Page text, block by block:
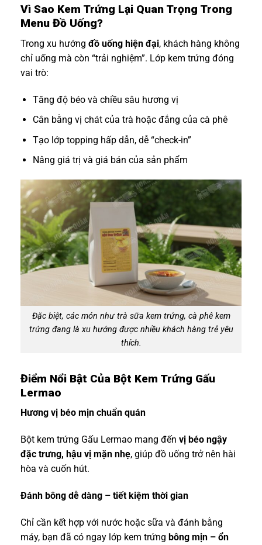
Vì Sao Kem Trứng Lại Quan Trọng Trong
Menu Đồ Uống?
Trong xu hướng đồ uống hiện đại, khách hàng không
chỉ uống mà còn “trải nghiệm”. Lớp kem trứng đóng
vai trò:
Tăng độ béo và chiều sâu hương vị
Cân bằng vị chát của trà hoặc đắng của cà phê
Tạo lớp topping hấp dẫn, dễ “check-in”
Nâng giá trị và giá bán của sản phẩm
Đặc biệt, các món như trà sữa kem trứng, cà phê kem
trứng đang là xu hướng được nhiều khách hàng trẻ yêu
thích.
Điểm Nổi Bật Của Bột Kem Trứng Gấu
Lermao
Hương vị béo mịn chuẩn quán
Bột kem trứng Gấu Lermao mang đến vị béo ngậy
đặc trưng, hậu vị mặn nhẹ, giúp đồ uống trở nên hài
hòa và cuốn hút.
Đánh bông dễ dàng – tiết kiệm thời gian
Chỉ cần kết hợp với nước hoặc sữa và đánh bằng
máy, bạn đã có ngay lớp kem trứng bông mịn – ổn